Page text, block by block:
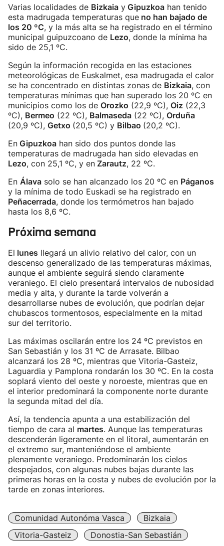
Varias localidades de Bizkaia y Gipuzkoa han tenido
esta madrugada temperaturas que no han bajado de
los 20 ºC, y la más alta se ha registrado en el término
municipal guipuzcoano de Lezo, donde la mínima ha
sido de 25,1 ºC.
Según la información recogida en las estaciones
meteorológicas de Euskalmet, esa madrugada el calor
se ha concentrado en distintas zonas de Bizkaia, con
temperaturas mínimas que han superado los 20 ºC en
municipios como los de Orozko (22,9 ºC), Oiz (22,3
ºC), Bermeo (22 ºC), Balmaseda (22 ºC), Orduña
(20,9 ºC), Getxo (20,5 ºC) y Bilbao (20,2 ºC).
En Gipuzkoa han sido dos puntos donde las
temperaturas de madrugada han sido elevadas en
Lezo, con 25,1 ºC, y en Zarautz, 22 ºC.
En Álava solo se han alcanzado los 20 ºC en Páganos
y la mínima de todo Euskadi se ha registrado en
Peñacerrada, donde los termómetros han bajado
hasta los 8,6 ºC.
Próxima semana
El lunes llegará un alivio relativo del calor, con un
descenso generalizado de las temperaturas máximas,
aunque el ambiente seguirá siendo claramente
veraniego. El cielo presentará intervalos de nubosidad
media y alta, y durante la tarde volverán a
desarrollarse nubes de evolución, que podrían dejar
chubascos tormentosos, especialmente en la mitad
sur del territorio.
Las máximas oscilarán entre los 24 ºC previstos en
San Sebastián y los 31 ºC de Arrasate. Bilbao
alcanzará los 28 ºC, mientras que Vitoria-Gasteiz,
Laguardia y Pamplona rondarán los 30 ºC. En la costa
soplará viento del oeste y noroeste, mientras que en
el interior predominará la componente norte durante
la segunda mitad del día.
Así, la tendencia apunta a una estabilización del
tiempo de cara al martes. Aunque las temperaturas
descenderán ligeramente en el litoral, aumentarán en
el extremo sur, manteniéndose el ambiente
plenamente veraniego. Predominarán los cielos
despejados, con algunas nubes bajas durante las
primeras horas en la costa y nubes de evolución por la
tarde en zonas interiores.
Comunidad Autonóma Vasca
Bizkaia
Vitoria-Gasteiz
Donostia-San Sebastián